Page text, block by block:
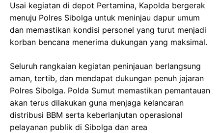
Usai kegiatan di depot Pertamina, Kapolda bergerak
menuju Polres Sibolga untuk meninjau dapur umum
dan memastikan kondisi personel yang turut menjadi
korban bencana menerima dukungan yang maksimal.
Seluruh rangkaian kegiatan peninjauan berlangsung
aman, tertib, dan mendapat dukungan penuh jajaran
Polres Sibolga. Polda Sumut memastikan pemantauan
akan terus dilakukan guna menjaga kelancaran
distribusi BBM serta keberlanjutan operasional
pelayanan publik di Sibolga dan area